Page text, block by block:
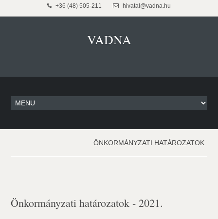
+36 (48) 505-211 hivatal@vadna.hu
VADNA
ÖNKORMÁNYZATI HATÁROZATOK
Önkormányzati határozatok - 2021.